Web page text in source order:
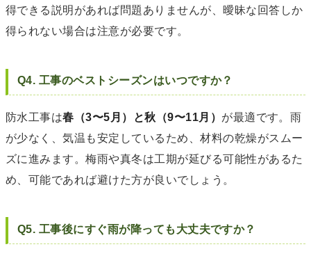
得できる説明があれば問題ありませんが、曖昧な回答しか
得られない場合は注意が必要です。
Q4. 工事のベストシーズンはいつですか？
防水工事は春（3〜5月）と秋（9〜11月） が最適です。雨
が少なく、気温も安定しているため、材料の乾燥がスムー
ズに進みます。梅雨や真冬は工期が延びる可能性があるた
め、可能であれば避けた方が良いでしょう。
Q5. 工事後にすぐ雨が降っても大丈夫ですか？